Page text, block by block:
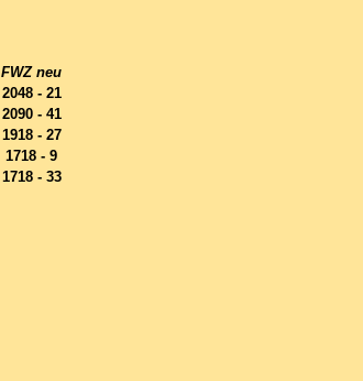
FWZ neu
2048 - 21
2090 - 41
1918 - 27
1718 - 9
1718 - 33